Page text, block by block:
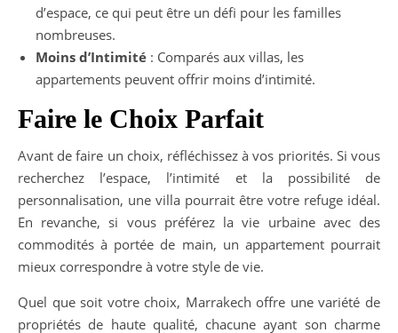
d’espace, ce qui peut être un défi pour les familles
nombreuses.
Moins d’Intimité : Comparés aux villas, les
appartements peuvent offrir moins d’intimité.
Faire le Choix Parfait
Avant de faire un choix, réfléchissez à vos priorités. Si vous
recherchez l’espace, l’intimité et la possibilité de
personnalisation, une villa pourrait être votre refuge idéal.
En revanche, si vous préférez la vie urbaine avec des
commodités à portée de main, un appartement pourrait
mieux correspondre à votre style de vie.
Quel que soit votre choix, Marrakech offre une variété de
propriétés de haute qualité, chacune ayant son charme